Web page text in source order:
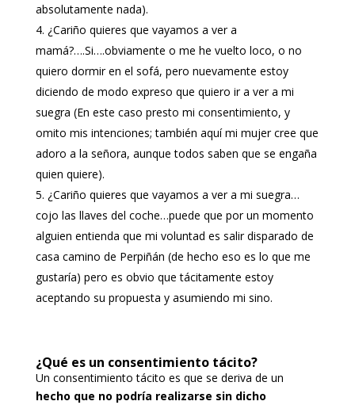
absolutamente nada).
¿Cariño quieres que vayamos a ver a
mamá?….Si….obviamente o me he vuelto loco, o no
quiero dormir en el sofá, pero nuevamente estoy
diciendo de modo expreso que quiero ir a ver a mi
suegra (En este caso presto mi consentimiento, y
omito mis intenciones; también aquí mi mujer cree que
adoro a la señora, aunque todos saben que se engaña
quien quiere).
¿Cariño quieres que vayamos a ver a mi suegra…
cojo las llaves del coche…puede que por un momento
alguien entienda que mi voluntad es salir disparado de
casa camino de Perpiñán (de hecho eso es lo que me
gustaría) pero es obvio que tácitamente estoy
aceptando su propuesta y asumiendo mi sino.
¿Qué es un consentimiento tácito?
Un consentimiento tácito es que se deriva de un
hecho que no podría realizarse sin dicho